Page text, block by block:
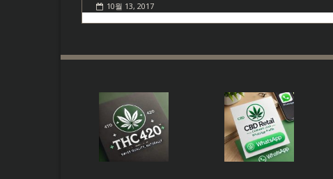
10월 13, 2017